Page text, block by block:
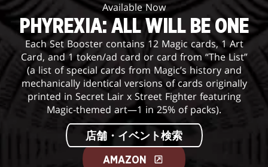
Available Now
PHYREXIA: ALL WILL BE ONE
Each Set Booster contains 12 Magic cards, 1 Art
Card, and 1 token/ad card or card from “The List”
(a list of special cards from Magic’s history and
mechanically identical versions of cards originally
printed in Secret Lair x Street Fighter featuring
Magic-themed art—1 in 25% of packs).
店舗・イベント検索
AMAZON